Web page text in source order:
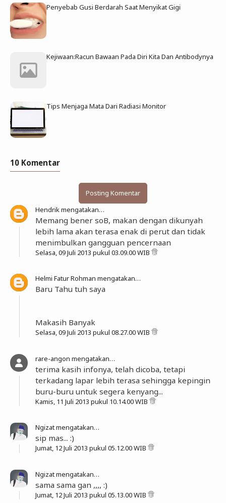
Penyebab Gusi Berdarah Saat Menyikat Gigi
Kejiwaan:Racun Bawaan Pada Diri Kita Dan Antibodynya
Tips Menjaga Mata Dari Radiasi Monitor
10 Komentar
Posting Komentar
Hendrikmengatakan…
Memang bener soB, makan dengan dikunyah
lebih lama akan terasa enak di perut dan tidak
menimbulkan gangguan pencernaan
Selasa, 09 Juli 2013 pukul 03.09.00 WIB
Helmi Fatur Rohman mengatakan…
Baru Tahu tuh saya
Makasih Banyak
Selasa, 09 Juli 2013 pukul 08.27.00 WIB
rare-angon mengatakan…
terima kasih infonya, telah dicoba, tetapi
terkadang lapar lebih terasa sehingga kepingin
buru-buru untuk segera kenyang...
Kamis, 11 Juli 2013 pukul 10.14.00 WIB
Ngizatmengatakan…
sip mas... :)
Jumat, 12 Juli 2013 pukul 05.12.00 WIB
Ngizatmengatakan…
sama sama gan ,,,, :)
Jumat, 12 Juli 2013 pukul 05.13.00 WIB